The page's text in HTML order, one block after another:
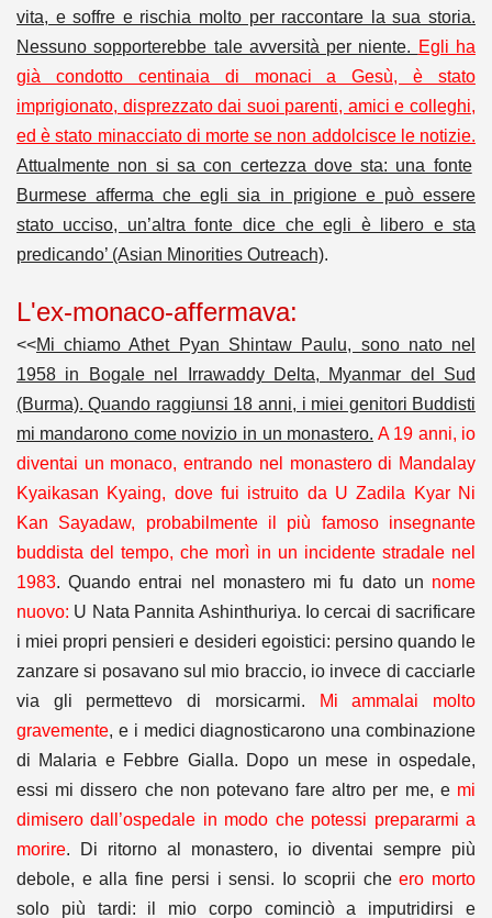
vita, e soffre e rischia molto per raccontare la sua storia.
Nessuno sopporterebbe tale avversità per niente. Egli ha
già condotto centinaia di monaci a Gesù, è stato
imprigionato, disprezzato dai suoi parenti, amici e colleghi,
ed è stato minacciato di morte se non addolcisce le notizie.
Attualmente non si sa con certezza dove sta: una fonte
Burmese afferma che egli sia in prigione e può essere
stato ucciso, un’altra fonte dice che egli è libero e sta
predicando’ (Asian Minorities Outreach).
L'ex-monaco-affermava:
<<Mi chiamo Athet Pyan Shintaw Paulu, sono nato nel
1958 in Bogale nel Irrawaddy Delta, Myanmar del Sud
(Burma). Quando raggiunsi 18 anni, i miei genitori Buddisti
mi mandarono come novizio in un monastero. A 19 anni, io
diventai un monaco, entrando nel monastero di Mandalay
Kyaikasan Kyaing, dove fui istruito da U Zadila Kyar Ni
Kan Sayadaw, probabilmente il più famoso insegnante
buddista del tempo, che morì in un incidente stradale nel
1983. Quando entrai nel monastero mi fu dato un nome
nuovo: U Nata Pannita Ashinthuriya. Io cercai di sacrificare
i miei propri pensieri e desideri egoistici: persino quando le
zanzare si posavano sul mio braccio, io invece di cacciarle
via gli permettevo di morsicarmi.
Mi ammalai molto
gravemente, e i medici diagnosticarono una combinazione
di Malaria e Febbre Gialla. Dopo un mese in ospedale,
essi mi dissero che non potevano fare altro per me, e mi
dimisero dall’ospedale in modo che potessi prepararmi a
morire. Di ritorno al monastero, io diventai sempre più
debole, e alla fine persi i sensi. Io scoprii cheero morto
solo più tardi: il mio corpo cominciò a imputridirsi e